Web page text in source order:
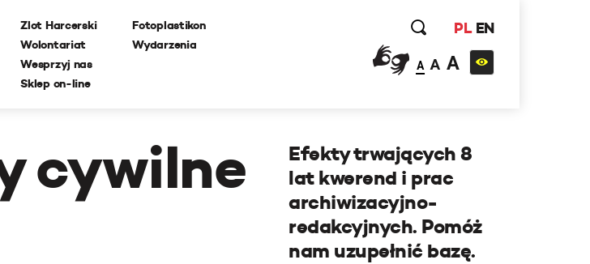
Zlot Harcerski
Wolontariat
Wesprzyj nas
Sklep on-line
Fotoplastikon
Wydarzenia
PL EN
A A A
cywilne
Efekty trwających 8
lat kwerend i prac
archiwizacyjno-
redakcyjnych. Pomóż
nam uzupełnić bazę.